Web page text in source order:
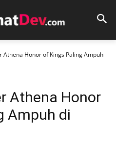
Athena Honor of Kings Paling Ampuh
Athena Honor
Ampuh di